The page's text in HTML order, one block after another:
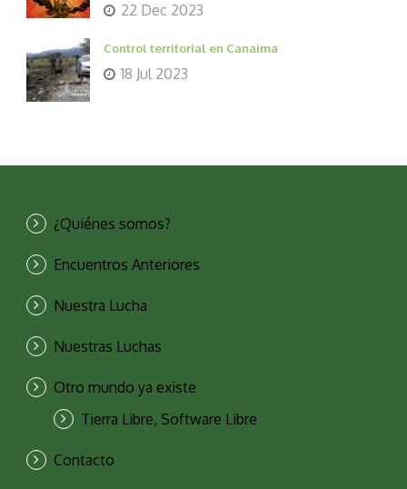
22 Dec 2023
Control territorial en Canaima
18 Jul 2023
¿Quiénes somos?
Encuentros Anteriores
Nuestra Lucha
Nuestras Luchas
Otro mundo ya existe
Tierra Libre, Software Libre
Contacto